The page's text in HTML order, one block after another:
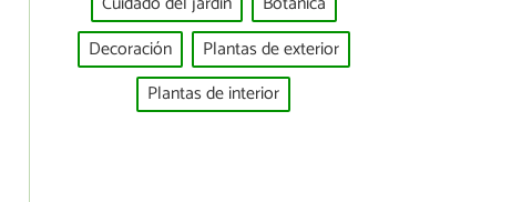
Decoración
Plantas de exterior
Plantas de interior